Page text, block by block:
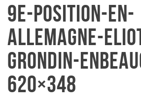
9E-POSITION-EN-
ALLEMAGNE-
GRONDIN-
620×348